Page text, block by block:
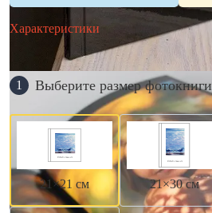
Характеристики
1 Выберите размер фотокниги
21×21 см 21×30 см